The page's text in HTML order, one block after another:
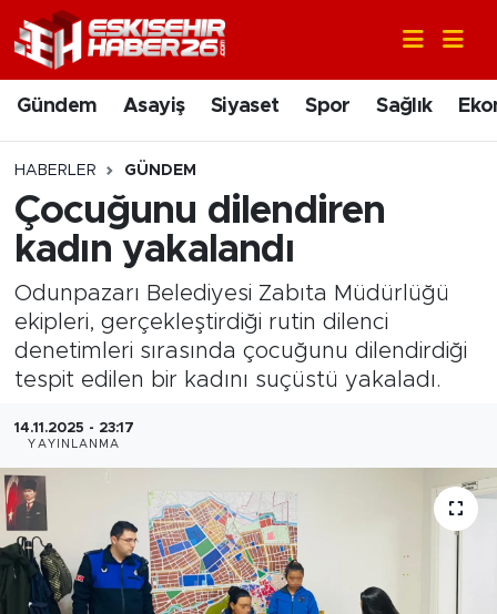
Gündem Asayiş Siyaset Spor Sağlık
HABERLER GÜNDEM
Çocuğunu dilendiren
kadın yakalandı
Odunpazarı Belediyesi Zabıta Müdürlüğü
ekipleri, gerçekleştirdiği rutin dilenci
denetimleri sırasında çocuğunu dilendirdiği
tespit edilen bir kadını suçüstü yakaladı.
14.11.2025 - 23:17
YAYINLANMA
Gündem
Asayiş
Siyaset
Spor
Sağlık
Ekonomi
Eğitim
Bölge
Teknoloji
Nöbetçi Eczaneler
Hava Durumu
Trafik Durumu
Süper Lig Puan Durumu ve Fikstür
Tüm Manşetler
Son Dakika Haberleri
Haber Arşivi